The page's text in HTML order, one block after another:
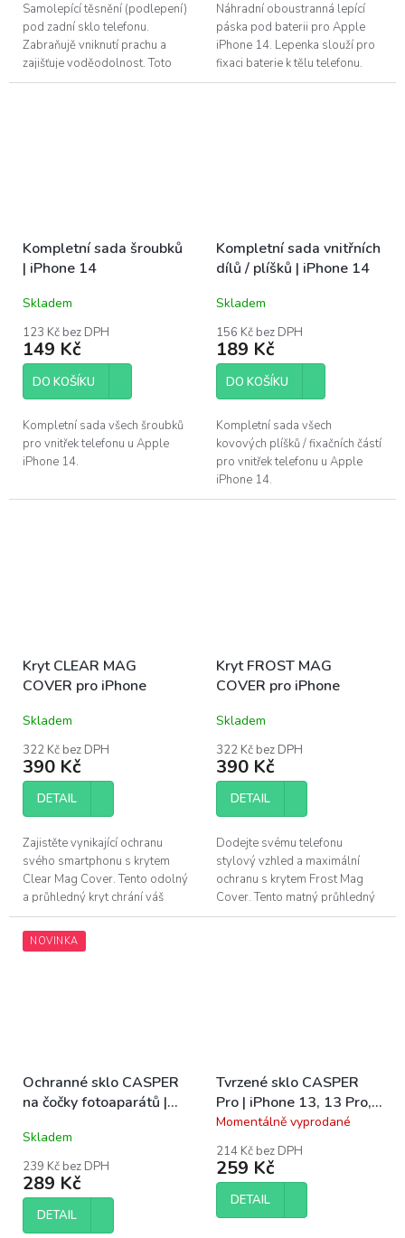
Samolepící těsnění (podlepení)
pod zadní sklo telefonu.
Zabraňujě vniknutí prachu a
zajišťuje voděodolnost. Toto
adhesivum je vhodné vyměnit
Náhradní oboustranná lepící
páska pod baterii pro Apple
iPhone 14. Lepenka slouží pro
fixaci baterie k tělu telefonu.
Je oprava nad Vaše síly?...
Kompletní sada šroubků
| iPhone 14
Skladem
123 Kč bez DPH
149 Kč
DO KOŠÍKU
Kompletní sada všech šroubků
pro vnitřek telefonu u Apple
iPhone 14.
Kompletní sada vnitřních
dílů / plíšků | iPhone 14
Skladem
156 Kč bez DPH
189 Kč
DO KOŠÍKU
Kompletní sada všech
kovových plíšků / fixačních částí
pro vnitřek telefonu u Apple
iPhone 14.
Kryt CLEAR MAG
COVER pro iPhone
Skladem
322 Kč bez DPH
390 Kč
DETAIL
Zajistěte vynikající ochranu
svého smartphonu s krytem
Clear Mag Cover. Tento odolný
a průhledný kryt chrání váš
telefon před nárazy a škrábanci,
zatímco podporuje inovativní...
Kryt FROST MAG
COVER pro iPhone
Skladem
322 Kč bez DPH
390 Kč
DETAIL
Dodejte svému telefonu
stylový vzhled a maximální
ochranu s krytem Frost Mag
Cover. Tento matný průhledný
kryt kombinuje robustní
NOVINKA
Ochranné sklo CASPER
na čočky fotoaparátů |
Skladem
239 Kč bez DPH
289 Kč
DETAIL
Tvrzené sklo CASPER
Pro | iPhone 13, 13 Pro,
14, 16e, 17e
Průměrné
produktu
je
5,0
Momentálně vyprodané
214 Kč bez DPH
259 Kč
DETAIL